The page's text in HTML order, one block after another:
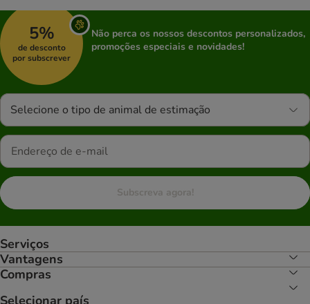
5%
de desconto
por subscrever
Não perca os nossos descontos personalizados,
promoções especiais e novidades!
Selecione o tipo de animal de estimação
Subscreva agora!
Serviços
Vantagens
Compras
Selecionar país